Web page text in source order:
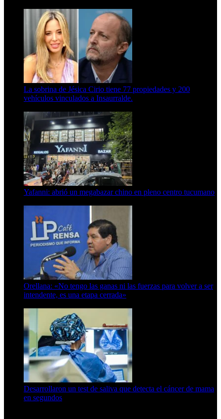
La sobrina de Jésica Cirio tiene 77 propiedades y 200
vehículos vinculados a Insaurralde.
Yafanni: abrió un megabazar chino en pleno centro tucumano
Orellana: «No tengo las ganas ni las fuerzas para volver a ser
intendente, es una etapa cerrada»
Desarrollaron un test de saliva que detecta el cáncer de mama
en segundos